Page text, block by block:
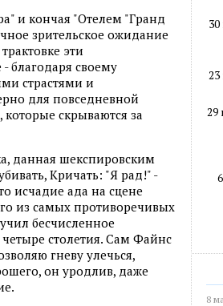
и кончая "Отелем "Гранд
зрительское ожидание
эти
благодаря своему
страстями и
для повседневной
скрываются за
данная шекспировским
Кричать: "Я рад!" -
исчадие ада на сцене
из самых противоречивых
бесчисленное
столетия. Сам Файнс
гневу улечься,
он уродлив, даже
29
8